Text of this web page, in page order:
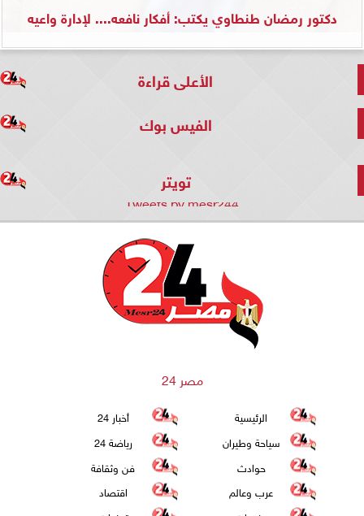
دكتور رمضان طنطاوي يكتب: أفكار نافعه.... لإدارة واعيه
الأعلى قراءة
الفيس بوك
تويتر
Tweets by mesr244
مصر 24
الرئيسية
أخبار 24
سياحة وطيران
رياضة 24
حوادث
فن وثقافة
عرب وعالم
اقتصاد